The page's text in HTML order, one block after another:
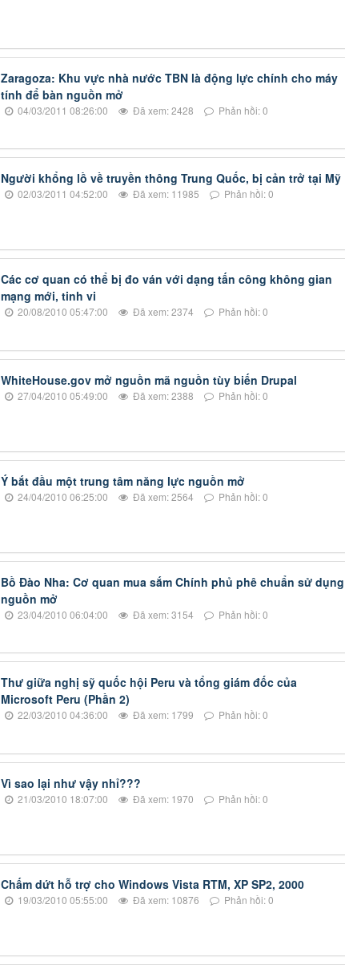
Zaragoza: Khu vực nhà nước TBN là động lực chính cho máy
tính để bàn nguồn mở
04/03/2011 08:26:00 Đã xem: 2428 Phản hồi: 0
Người khổng lồ về truyền thông Trung Quốc, bị cản trở tại Mỹ
02/03/2011 04:52:00 Đã xem: 11985 Phản hồi: 0
Các cơ quan có thể bị đo ván với dạng tấn công không gian
mạng mới, tinh vi
20/08/2010 05:47:00 Đã xem: 2374 Phản hồi: 0
WhiteHouse.gov mở nguồn mã nguồn tùy biến Drupal
27/04/2010 05:49:00 Đã xem: 2388 Phản hồi: 0
Ý bắt đầu một trung tâm năng lực nguồn mở
24/04/2010 06:25:00 Đã xem: 2564 Phản hồi: 0
Bồ Đào Nha: Cơ quan mua sắm Chính phủ phê chuẩn sử dụng
nguồn mở
23/04/2010 06:04:00 Đã xem: 3154 Phản hồi: 0
Thư giữa nghị sỹ quốc hội Peru và tổng giám đốc của
Microsoft Peru (Phần 2)
22/03/2010 04:36:00 Đã xem: 1799 Phản hồi: 0
Vì sao lại như vậy nhỉ???
21/03/2010 18:07:00 Đã xem: 1970 Phản hồi: 0
Chấm dứt hỗ trợ cho Windows Vista RTM, XP SP2, 2000
19/03/2010 05:55:00 Đã xem: 10876 Phản hồi: 0